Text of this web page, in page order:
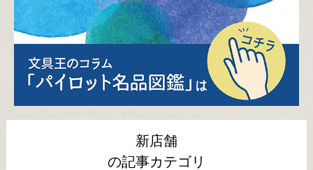
新店舗
の記事カテゴリ